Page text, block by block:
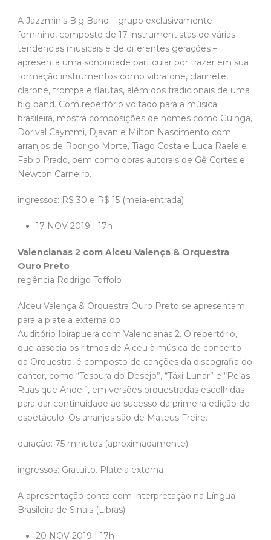
A Jazzmin’s Big Band – grupo exclusivamente
feminino, composto de 17 instrumentistas de várias
tendências musicais e de diferentes gerações –
apresenta uma sonoridade particular por trazer em sua
formação instrumentos como vibrafone, clarinete,
clarone, trompa e flautas, além dos tradicionais de uma
big band. Com repertório voltado para a música
brasileira, mostra composições de nomes como Guinga,
Dorival Caymmi, Djavan e Milton Nascimento com
arranjos de Rodrigo Morte, Tiago Costa e Luca Raele e
Fabio Prado, bem como obras autorais de Gê Cortes e
Newton Carneiro.
ingressos: R$ 30 e R$ 15 (meia-entrada)
17 NOV 2019 | 17h
Valencianas 2 com Alceu Valença & Orquestra
Ouro Preto
regência Rodrigo Toffolo
Alceu Valença & Orquestra Ouro Preto se apresentam
para a plateia externa do
Auditório Ibirapuera com Valencianas 2. O repertório,
que associa os ritmos de Alceu à música de concerto
da Orquestra, é composto de canções da discografia do
cantor, como “Tesoura do Desejo”, “Táxi Lunar” e “Pelas
Ruas que Andei”, em versões orquestradas escolhidas
para dar continuidade ao sucesso da primeira edição do
espetáculo. Os arranjos são de Mateus Freire.
duração: 75 minutos (aproximadamente)
ingressos: Gratuito. Plateia externa
A apresentação conta com interpretação na Língua
Brasileira de Sinais (Libras)
20 NOV 2019 | 17h